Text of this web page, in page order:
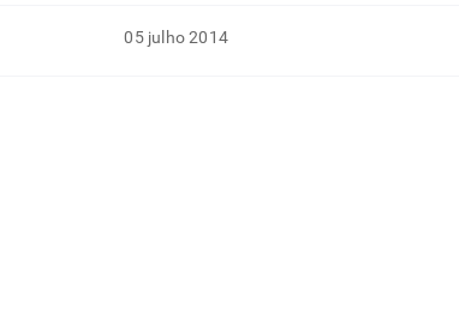
05 julho 2014